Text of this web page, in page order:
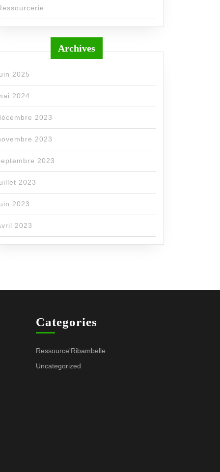
Archives
2025
2024
2023
2023
2023
2023
2023
2023
Categories
Ressource'Ribambelle
Uncategorized